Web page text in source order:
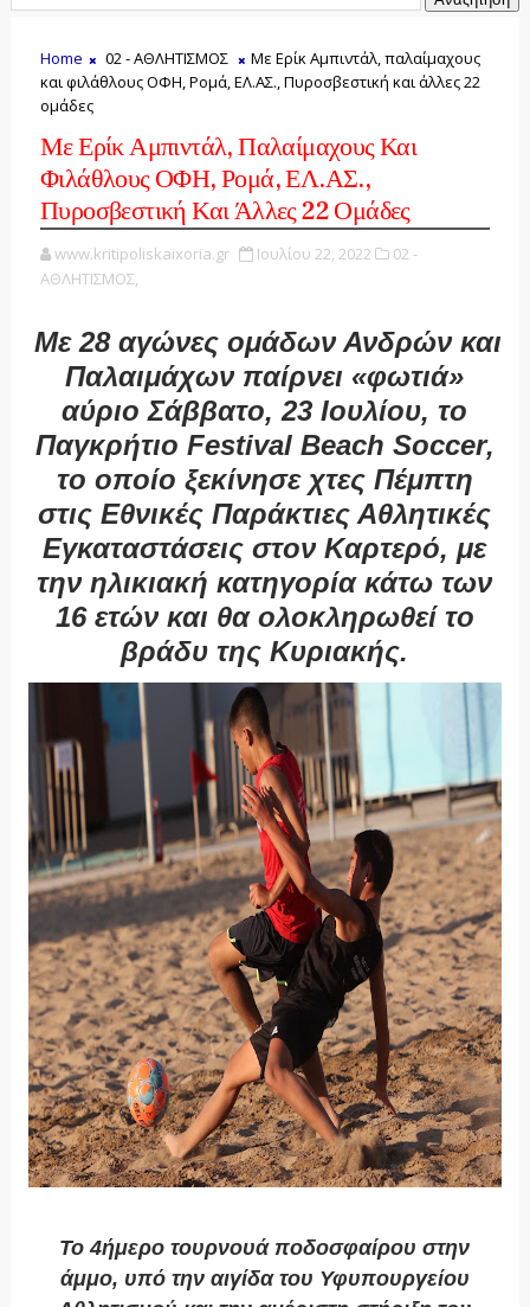
Home 02 - ΑΘΛΗΤΙΣΜΟΣ
Με Ερίκ Αμπιντάλ, παλαίμαχους
και φιλάθλους ΟΦΗ, Ρομά, ΕΛ.ΑΣ., Πυροσβεστική και άλλες 22
ομάδες
Με Ερίκ Αμπιντάλ, Παλαίμαχους Και
Φιλάθλους ΟΦΗ, Ρομά, ΕΛ.ΑΣ.,
Πυροσβεστική Και Άλλες 22 Ομάδες
www.kritipoliskaixoria.gr Ιουλίου 22, 2022
02 -
ΑΘΛΗΤΙΣΜΟΣ,
Με 28 αγώνες ομάδων Ανδρών και
Παλαιμάχων παίρνει «φωτιά»
αύριο Σάββατο, 23 Ιουλίου, το
Παγκρήτιο Festival Beach Soccer,
το οποίο ξεκίνησε χτες Πέμπτη
στις Εθνικές Παράκτιες Αθλητικές
Εγκαταστάσεις στον Καρτερό, με
την ηλικιακή κατηγορία κάτω των
16 ετών και θα ολοκληρωθεί το
βράδυ της Κυριακής.
Το 4ήμερο τουρνουά ποδοσφαίρου στην
άμμο, υπό την αιγίδα του Υφυπουργείου